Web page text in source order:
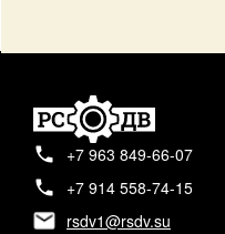
+7 963 849-66-07
+7 914 558-74-15
rsdv1@rsdv.su